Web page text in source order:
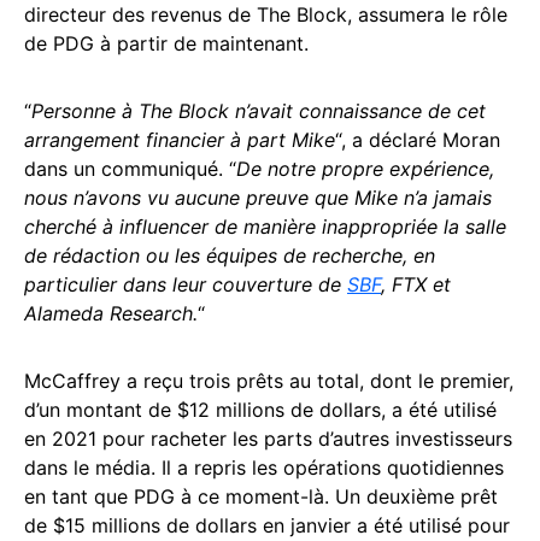
directeur des revenus de The Block, assumera le rôle
de PDG à partir de maintenant.
“Personne à The Block n’avait connaissance de cet
arrangement financier à part Mike“, a déclaré Moran
dans un communiqué. “De notre propre expérience,
nous n’avons vu aucune preuve que Mike n’a jamais
cherché à influencer de manière inappropriée la salle
de rédaction ou les équipes de recherche, en
particulier dans leur couverture de SBF, FTX et
Alameda Research.“
McCaffrey a reçu trois prêts au total, dont le premier,
d’un montant de $12 millions de dollars, a été utilisé
en 2021 pour racheter les parts d’autres investisseurs
dans le média. Il a repris les opérations quotidiennes
en tant que PDG à ce moment-là. Un deuxième prêt
de $15 millions de dollars en janvier a été utilisé pour